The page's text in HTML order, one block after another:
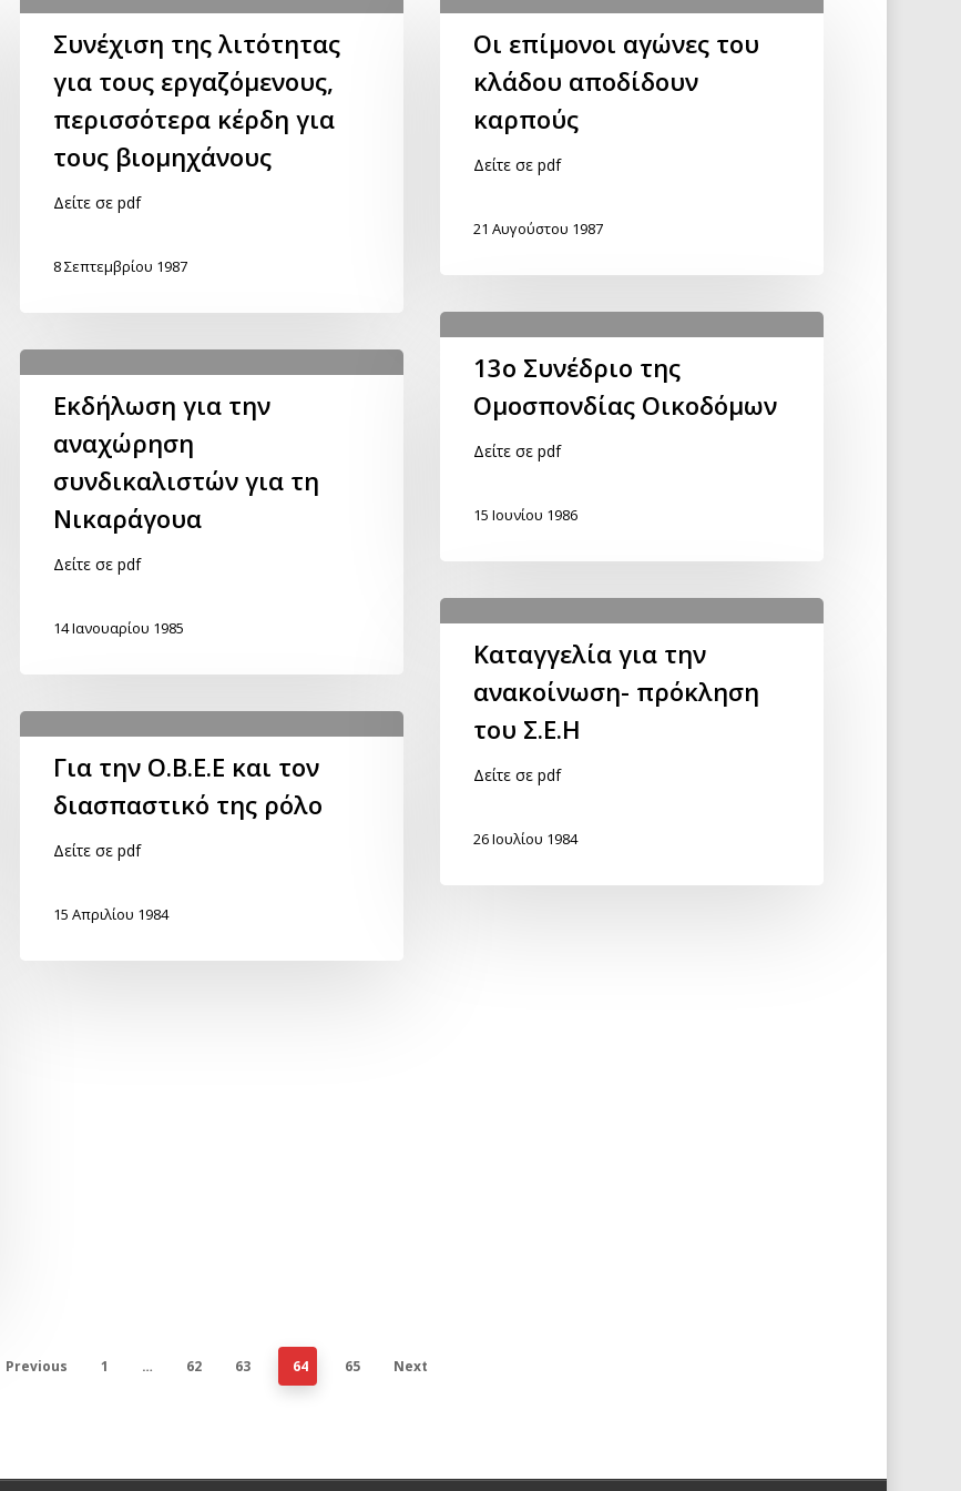
Συνέχιση της λιτότητας
για τους εργαζόμενους,
περισσότερα κέρδη για
τους βιομηχάνους
Δείτε σε pdf
8 Σεπτεμβρίου 1987
Οι επίμονοι αγώνες του
κλάδου αποδίδουν
καρπούς
Δείτε σε pdf
21 Αυγούστου 1987
13ο Συνέδριο της
Ομοσπονδίας Οικοδόμων
Δείτε σε pdf
15 Ιουνίου 1986
Εκδήλωση για την
αναχώρηση
συνδικαλιστών για τη
Νικαράγουα
Δείτε σε pdf
14 Ιανουαρίου 1985
Καταγγελία για την
ανακοίνωση- πρόκληση
του Σ.Ε.Η
Δείτε σε pdf
26 Ιουλίου 1984
Για την Ο.Β.Ε.Ε και τον
διασπαστικό της ρόλο
Δείτε σε pdf
15 Απριλίου 1984
Previous 1 … 62 63 64 65 Next